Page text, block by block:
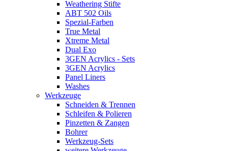
Weathering Stifte
ABT 502 Oils
Spezial-Farben
True Metal
Xtreme Metal
Dual Exo
3GEN Acrylics - Sets
3GEN Acrylics
Panel Liners
Washes
Werkzeuge
Schneiden & Trennen
Schleifen & Polieren
Pinzetten & Zangen
Bohrer
Werkzeug-Sets